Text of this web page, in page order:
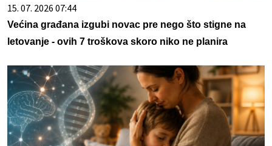
15. 07. 2026 07:44
Većina građana izgubi novac pre nego što stigne na
letovanje - ovih 7 troškova skoro niko ne planira